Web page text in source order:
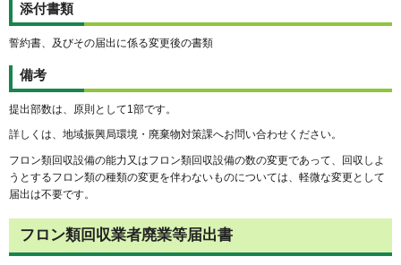
添付書類
誓約書、及びその届出に係る変更後の書類
備考
提出部数は、原則として1部です。
詳しくは、地域振興局環境・廃棄物対策課へお問い合わせください。
フロン類回収設備の能力又はフロン類回収設備の数の変更であって、回収しよ
うとするフロン類の種類の変更を伴わないものについては、軽微な変更として
届出は不要です。
フロン類回収業者廃業等届出書